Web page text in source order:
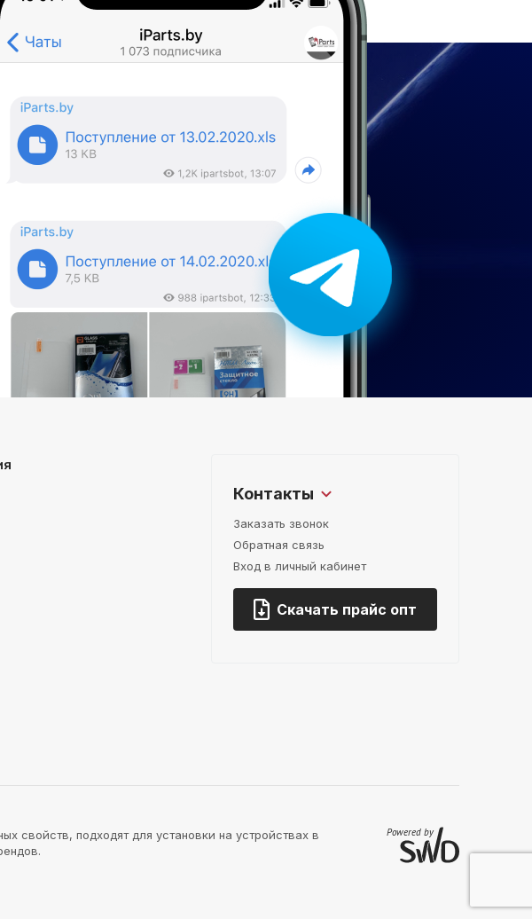
Контакты
Заказать звонок
Обратная связь
Вход в личный кабинет
Скачать прайс опт
свойств, подходят для установки на устройствах в